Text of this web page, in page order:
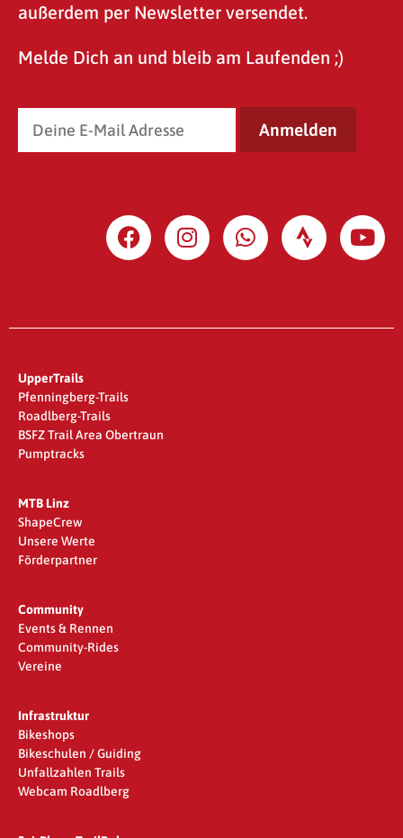
außerdem per Newsletter versendet.
Melde Dich an und bleib am Laufenden ;)
UpperTrails
Pfenningberg-Trails
Roadlberg-Trails
BSFZ Trail Area Obertraun
Pumptracks
MTB Linz
ShapeCrew
Unsere Werte
Förderpartner
Community
Events & Rennen
Community-Rides
Vereine
Infrastruktur
Bikeshops
Bikeschulen / Guiding
Unfallzahlen Trails
Webcam Roadlberg